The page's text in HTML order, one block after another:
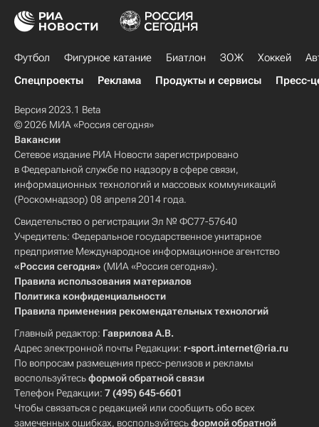
Футбол Фигурное катание Биатлон ЗОЖ Хоккей
Спецпроекты
Реклама Продукты и сервисы Пресс-
Версия 2023.1 Beta
© 2026 МИА «Россия сегодня»
Вакансии
Сетевое издание РИА Новости зарегистрировано
в Федеральной службе по надзору в сфере связи,
информационных технологий и массовых коммуникаций
(Роскомнадзор) 08 апреля 2014 года.
Свидетельство о регистрации Эл № ФС77-57640
Учредитель: Федеральное государственное унитарное
предприятие Международное информационное агентство
«Россия сегодня» (МИА «Россия сегодня»).
Правила использования материалов
Политика конфиденциальности
Правила применения рекомендательных технологий
Главный редактор: Гаврилова А.В.
Адрес электронной почты Редакции: r-sport.internet@ria.ru
По вопросам размещения пресс-релизов и рекламы
воспользуйтесьформой обратной связи
Телефон Редакции: 7 (495) 645-6601
Чтобы связаться с редакцией или сообщить обо всех
замеченных ошибках, воспользуйтесьформой обратной